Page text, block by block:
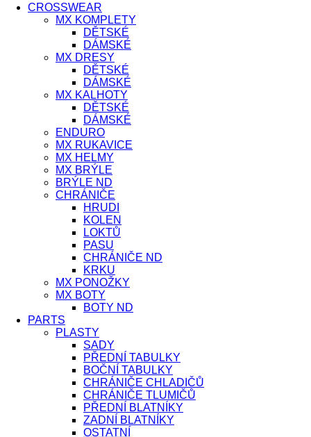
CROSSWEAR
MX KOMPLETY
DĚTSKÉ
DÁMSKÉ
MX DRESY
DĚTSKÉ
DÁMSKÉ
MX KALHOTY
DĚTSKÉ
DÁMSKÉ
ENDURO
MX RUKAVICE
MX HELMY
MX BRÝLE
BRÝLE ND
CHRÁNIČE
HRUDI
KOLEN
LOKTŮ
PASU
CHRÁNIČE ND
KRKU
MX PONOŽKY
MX BOTY
BOTY ND
PARTS
PLASTY
SADY
PŘEDNÍ TABULKY
BOČNÍ TABULKY
CHRÁNIČE CHLADIČŮ
CHRÁNIČE TLUMIČŮ
PŘEDNÍ BLATNÍKY
ZADNÍ BLATNÍKY
OSTATNÍ